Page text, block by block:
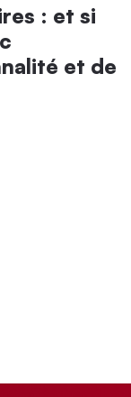
: et si
et de